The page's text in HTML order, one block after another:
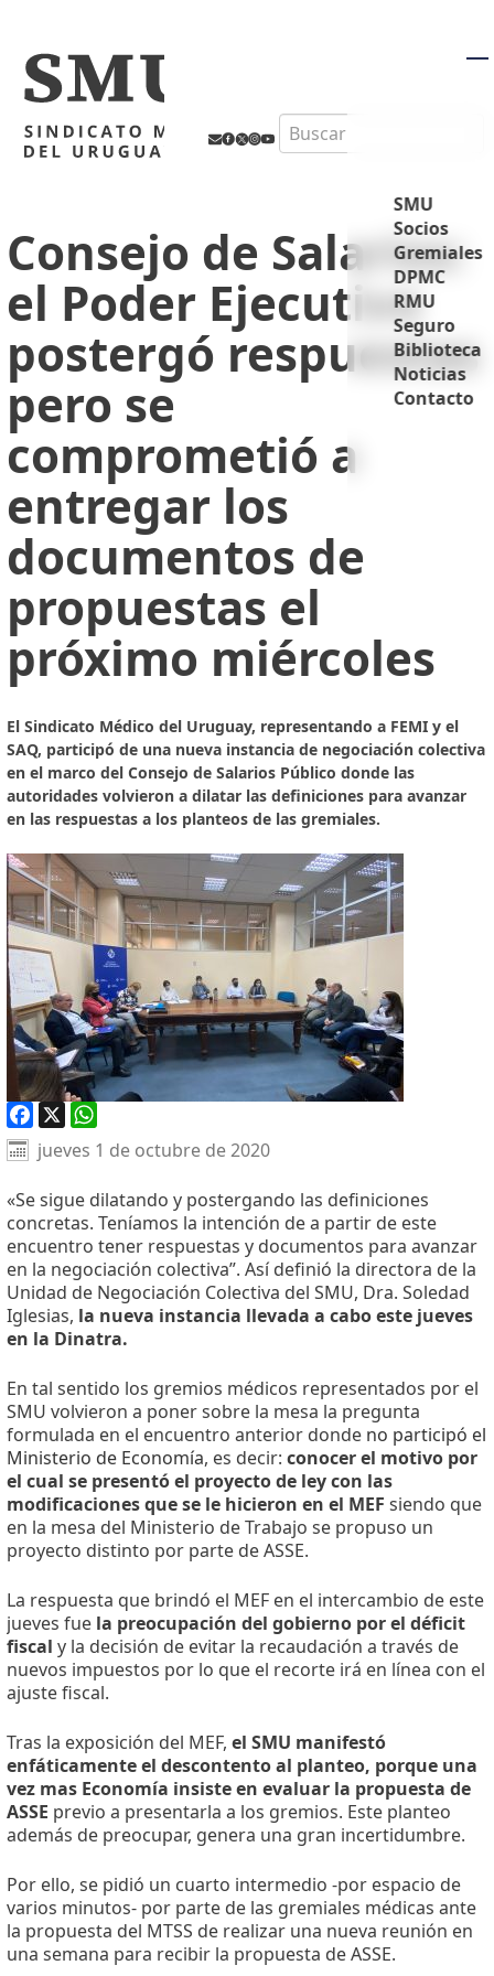
Search
SMU
Socios
Gremiales
DPMC
RMU
Seguro
Biblioteca
Noticias
Contacto
Consejo de Salarios:
el Poder Ejecutivo
postergó respuestas
pero se
comprometió a
entregar los
documentos de
propuestas el
próximo miércoles
El Sindicato Médico del Uruguay, representando a FEMI y el
SAQ, participó de una nueva instancia de negociación colectiva
en el marco del Consejo de Salarios Público donde las
autoridades volvieron a dilatar las definiciones para avanzar
en las respuestas a los planteos de las gremiales.
Facebook
X WhatsApp
jueves 1 de octubre de 2020
«Se sigue dilatando y postergando las definiciones
concretas. Teníamos la intención de a partir de este
encuentro tener respuestas y documentos para avanzar
en la negociación colectiva”. Así definió la directora de la
Unidad de Negociación Colectiva del SMU, Dra. Soledad
Iglesias, la nueva instancia llevada a cabo este jueves
en la Dinatra.
En tal sentido los gremios médicos representados por el
SMU volvieron a poner sobre la mesa la pregunta
formulada en el encuentro anterior donde no participó el
Ministerio de Economía, es decir: conocer el motivo por
el cual se presentó el proyecto de ley con las
modificaciones que se le hicieron en el MEF siendo que
en la mesa del Ministerio de Trabajo se propuso un
proyecto distinto por parte de ASSE.
La respuesta que brindó el MEF en el intercambio de este
jueves fue la preocupación del gobierno por el déficit
fiscal y la decisión de evitar la recaudación a través de
nuevos impuestos por lo que el recorte irá en línea con el
ajuste fiscal.
Tras la exposición del MEF, el SMU manifestó
enfáticamente el descontento al planteo, porque una
vez mas Economía insiste en evaluar la propuesta de
ASSE previo a presentarla a los gremios. Este planteo
además de preocupar, genera una gran incertidumbre.
Por ello, se pidió un cuarto intermedio -por espacio de
varios minutos- por parte de las gremiales médicas ante
la propuesta del MTSS de realizar una nueva reunión en
una semana para recibir la propuesta de ASSE.